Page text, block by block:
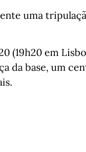
uma
(19h20 em
da base, um